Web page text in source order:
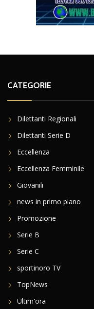
CATEGORIE
Dilettanti Regionali
Dilettanti Serie D
Eccellenza
Eccellenza Femminile
Giovanili
news in primo piano
Promozione
Serie B
Serie C
sportinoro TV
TopNews
Ultim'ora